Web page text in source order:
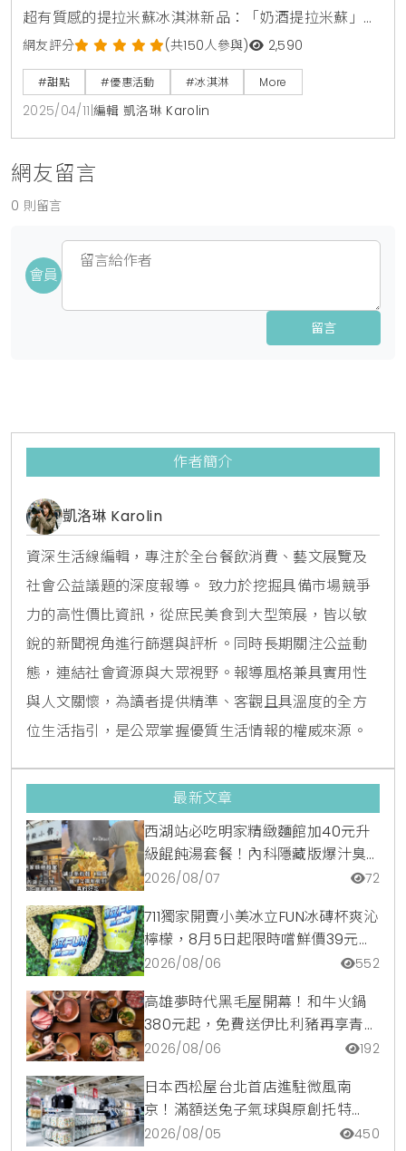
超有質感的提拉米蘇冰淇淋新品：「奶酒提拉米蘇」走
大人系路線，還有濃郁甜點系的「可可提拉米蘇」。想
像一下，濃濃的奶香混著巧克力的苦甜滋味，咬下去還
有酥脆餅乾和軟綿蛋糕，幸福感直接爆棚！這兩款冰淇
淋從2025年4月11日到5月15日限定開賣，錯過就吃不到
囉！為了慶祝18周年，他們還推出超酷的「酷黑冰
網友評分 (共150人參與) 2,590
#甜點 #優惠活動 #冰淇淋 More
2025/04/11 編輯 凱洛琳 Karolin
網友留言
0 則留言
會員
留言
作者簡介
凱洛琳 Karolin
資深生活線編輯，專注於全台餐飲消費、藝文展覽及
社會公益議題的深度報導。 致力於挖掘具備市場競爭
力的高性價比資訊，從庶民美食到大型策展，皆以敏
銳的新聞視角進行篩選與評析。同時長期關注公益動
態，連結社會資源與大眾視野。報導風格兼具實用性
與人文關懷，為讀者提供精準、客觀且具溫度的全方
位生活指引，是公眾掌握優質生活情報的權威來源。
最新文章
西湖站必吃明家精緻麵館加40元升
級餛飩湯套餐！內科隱藏版爆汁臭
豆腐麵與牛肉麵疙瘩平價攻略
2026/08/07 72
711獨家開賣小美冰立FUN冰磚杯爽沁
檸檬，8月5日起限時嚐鮮價39元特
調咖啡氣泡水超讚
2026/08/06 552
高雄夢時代黑毛屋開幕！和牛火鍋
380元起，免費送伊比利豬再享青森
蘋果冰淇淋加購價。
2026/08/06 192
日本西松屋台北首店進駐微風南
京！滿額送兔子氣球與原創托特
包，指定夏裝享8折優惠
2026/08/05 450